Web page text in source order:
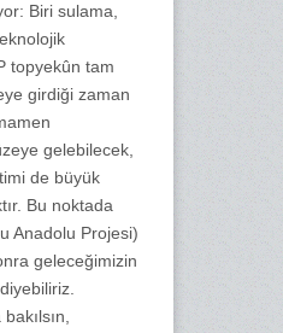
Biri sulama,
topyekûn tam
girdiği zaman
gelebilecek,
de büyük
Bu noktada
Anadolu Projesi)
geleceğimizin